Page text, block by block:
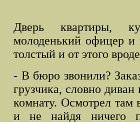
Дверь квартиры,
молоденький офицер
толстый и от этого
- В бюро звонили?
грузчика, словно
комнату. Осмотрел там
и не найдя ничего